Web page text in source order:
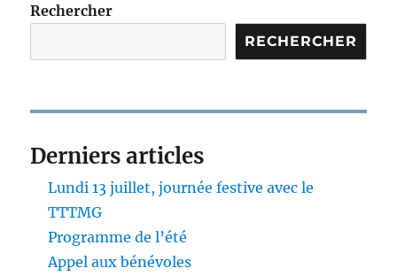
Rechercher
RECHERCHER
Derniers articles
Lundi 13 juillet, journée festive avec le
TTTMG
Programme de l’été
Appel aux bénévoles